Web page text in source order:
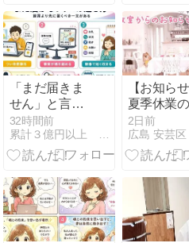
Cowork の始
め方
「まだ届きま
せん」と言わ
れた朝、返信
は書く順番で
決まる
32時間前
【お知らせ
夏季休業
知らせ
2日前